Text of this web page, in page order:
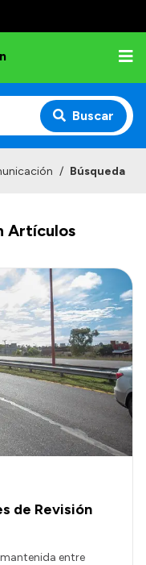
Buscar
/ Búsqueda
Artículos
de Revisión
entre